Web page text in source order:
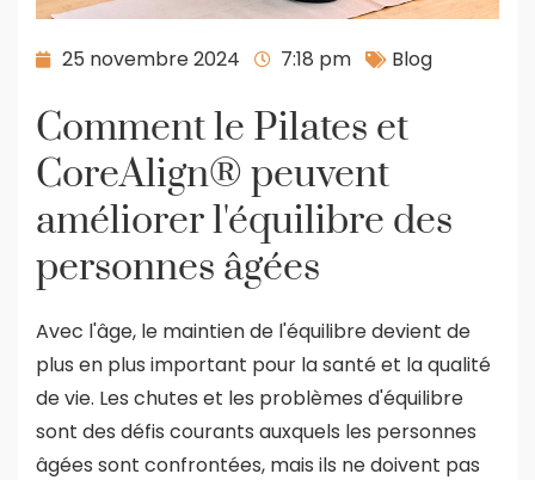
25 novembre 2024 7:18 pm Blog
Comment le Pilates et
CoreAlign® peuvent
améliorer l'équilibre des
personnes âgées
Avec l'âge, le maintien de l'équilibre devient de
plus en plus important pour la santé et la qualité
de vie. Les chutes et les problèmes d'équilibre
sont des défis courants auxquels les personnes
âgées sont confrontées, mais ils ne doivent pas